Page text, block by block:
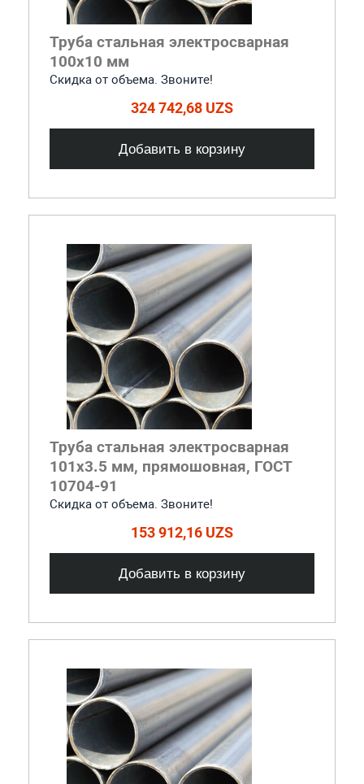
Труба стальная электросварная
100x10 мм
Скидка от объема. Звоните!
324 742,68 UZS
Добавить в корзину
Труба стальная электросварная
101x3.5 мм, прямошовная, ГОСТ
10704-91
Скидка от объема. Звоните!
153 912,16 UZS
Добавить в корзину